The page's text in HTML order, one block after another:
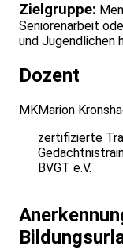
Zielgruppe:
Seniorenarbeit
und Jugendlichen
Dozent
MKMarion
zertifizierte
BVGT e.V.